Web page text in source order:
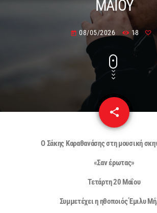
ΜΑΪΟΥ
today 08/05/2026 18
share
email
Ο Σάκης Καραθανάσης στη μουσική
«Σαν έρωτας»
Τετάρτη 20 Μαΐου
Συμμετέχει η ηθοποιός Έμιλυ